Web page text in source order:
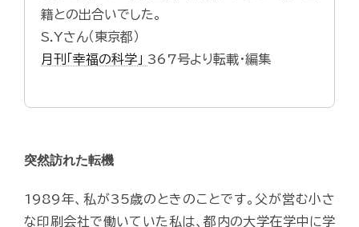
籍との出合いでした。
S.Yさん（東京都）
月刊「幸福の科学」 367号より転載・編集
突然訪れた転機
1989年、私が35歳のときのことです。父が営む小さ
な印刷会社で働いていた私は、都内の大学在学中に学